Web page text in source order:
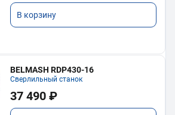
В корзину
BELMASH RDP430-16
Сверлильный станок
37 490 ₽